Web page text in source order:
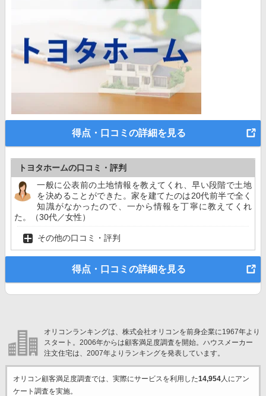
得点・口コミの詳細を見る
トヨタホームの口コミ・評判
一般に公表前の土地情報を教えてくれ、早い段階で土地
を決めることができた。家を建てたのは20代前半で全く
知識がなかったので、一から情報を丁寧に教えてくれ
た。（30代／女性）
その他の口コミ・評判
得点・口コミの詳細を見る
オリコンランキングは、株式会社オリコンを前身企業に1967年より
スタート。2006年からは顧客満足度調査を開始。ハウスメーカー
注文住宅は、2007年よりランキングを発表しています。
オリコン顧客満足度調査では、実際にサービスを利用した14,954人にアン
ケート調査を実施。